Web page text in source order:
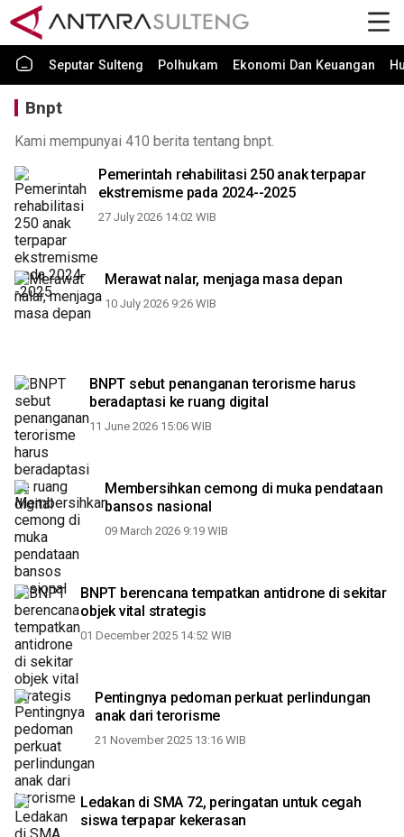
Seputar Sulteng Polhukam Ekonomi Dan Keuangan
Bnpt
Kami mempunyai 410 berita tentang bnpt.
Pemerintah rehabilitasi 250 anak terpapar
ekstremisme pada 2024--2025
27 July 2026 14:02 WIB
Merawat nalar, menjaga masa depan
10 July 2026 9:26 WIB
BNPT sebut penanganan terorisme harus
beradaptasi ke ruang digital
11 June 2026 15:06 WIB
Membersihkan cemong di muka pendataan
bansos nasional
09 March 2026 9:19 WIB
BNPT berencana tempatkan antidrone di sekitar
objek vital strategis
01 December 2025 14:52 WIB
Pentingnya pedoman perkuat perlindungan
anak dari terorisme
21 November 2025 13:16 WIB
Ledakan di SMA 72, peringatan untuk cegah
siswa terpapar kekerasan